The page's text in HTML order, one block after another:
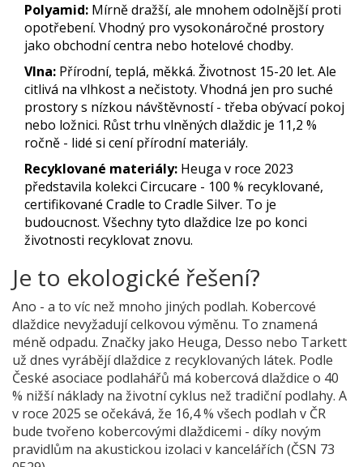
Polyamid: Mírně dražší, ale mnohem odolnější proti
opotřebení. Vhodný pro vysokonáročné prostory
jako obchodní centra nebo hotelové chodby.
Vlna: Přírodní, teplá, měkká. Životnost 15-20 let. Ale
citlivá na vlhkost a nečistoty. Vhodná jen pro suché
prostory s nízkou návštěvností - třeba obývací pokoj
nebo ložnici. Růst trhu vlněných dlaždic je 11,2 %
ročně - lidé si cení přírodní materiály.
Recyklované materiály: Heuga v roce 2023
představila kolekci Circucare - 100 % recyklované,
certifikované Cradle to Cradle Silver. To je
budoucnost. Všechny tyto dlaždice lze po konci
životnosti recyklovat znovu.
Je to ekologické řešení?
Ano - a to víc než mnoho jiných podlah. Kobercové
dlaždice nevyžadují celkovou výměnu. To znamená
méně odpadu. Značky jako Heuga, Desso nebo Tarkett
už dnes vyrábějí dlaždice z recyklovaných látek. Podle
České asociace podlahářů má kobercová dlaždice o 40
% nižší náklady na životní cyklus než tradiční podlahy. A
v roce 2025 se očekává, že 16,4 % všech podlah v ČR
bude tvořeno kobercovými dlaždicemi - díky novým
pravidlům na akustickou izolaci v kancelářích (ČSN 73